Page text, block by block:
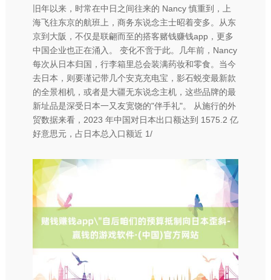
旧年以来，时常在中日之间往来的 Nancy 慎重到，上
海飞往东京的航班上，商务东说念主士昭着变多。从东
京到大阪，不仅是联翩而至的搭客赌钱赚钱app，更多
中国企业也正在涌入。 变化不啻于此。几年前，Nancy
每次从日本归国，行李箱里总会装满药妆和零食。当今
去日本，则要谨记带几个安克充电宝，影石蜕变最新款
的全景相机，或者是大疆无东说念主机，这些品牌的最
新址品是深受日本一又友宽饶的"伴手礼"。 从施行的外
贸数据来看，2023 年中国对日本出口额达到 1575.2 亿
好意思元，占日本总入口额近 1/